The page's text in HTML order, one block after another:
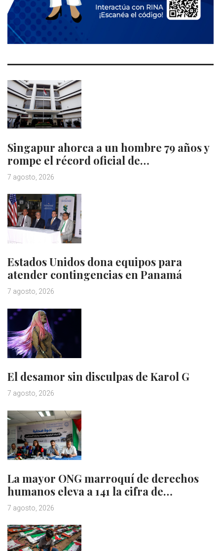
Singapur ahorca a un hombre 79 años y
rompe el récord oficial de…
7 agosto, 2026
Estados Unidos dona equipos para
atender contingencias en Panamá
7 agosto, 2026
El desamor sin disculpas de Karol G
7 agosto, 2026
La mayor ONG marroquí de derechos
humanos eleva a 141 la cifra de…
7 agosto, 2026